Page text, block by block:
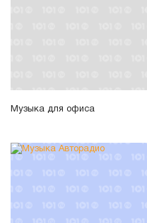
Музыка для офиса